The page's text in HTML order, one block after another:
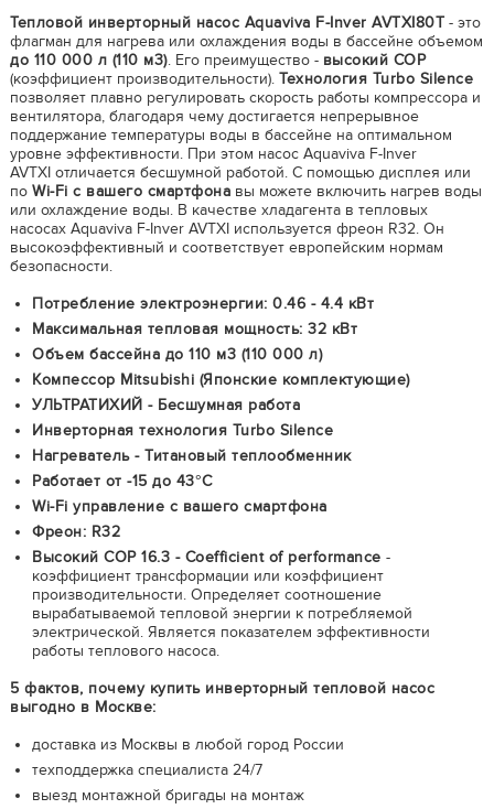
Тепловой инверторный насос Aquaviva F-Inver AVTXI80Т - это
флагман для нагрева или охлаждения воды в бассейне объемом
до 110 000 л (110 м3). Его преимущество - высокий COP
(коэффициент производительности). Технология Turbo Silence
позволяет плавно регулировать скорость работы компрессора и
вентилятора, благодаря чему достигается непрерывное
поддержание температуры воды в бассейне на оптимальном
уровне эффективности. При этом насос Aquaviva F-Inver
AVTXI отличается бесшумной работой. С помощью дисплея или
по Wi-Fi с вашего смартфона вы можете включить нагрев воды
или охлаждение воды. В качестве хладагента в тепловых
насосах Aquaviva F-Inver AVTXI используется фреон R32. Он
высокоэффективный и соответствует европейским нормам
безопасности.
Потребление электроэнергии: 0.46 - 4.4 кВт
Максимальная тепловая мощность: 32 кВт
Объем бассейна до 110 м3 (110 000 л)
Компессор Mitsubishi (Японские комплектующие)
УЛЬТРАТИХИЙ - Бесшумная работа
Инверторная технология Turbo Silence
Нагреватель - Титановый теплообменник
Работает от -15 до 43°C
Wi-Fi управление с вашего смартфона
Фреон: R32
Высокий COP 16.3 - Coefficient of performance -
коэффициент трансформации или коэффициент
производительности. Определяет соотношение
вырабатываемой тепловой энергии к потребляемой
электрической. Является показателем эффективности
работы теплового насоса.
5 фактов, почему купить инверторный тепловой насос
выгодно в Москве:
доставка из Москвы в любой город России
техподдержка специалиста 24/7
выезд монтажной бригады на монтаж